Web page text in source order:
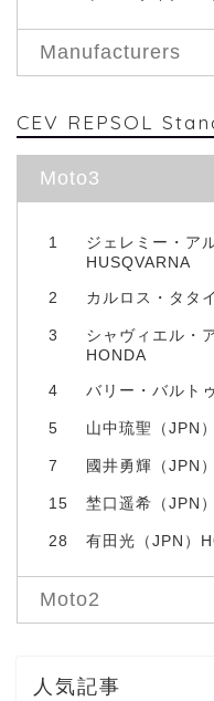
Manufacturers
CEV REPSOL
Moto3
1
ジェレミー・ア
HUSQVARNA
2 カルロス・タタ
3
シャヴィエル・
HONDA
4 バリー・バルト
5 山中琉聖（JPN
7 國井勇輝（JPN
15 埜口遥希（JPN
28 有田光（JPN）
Moto2
人気記事